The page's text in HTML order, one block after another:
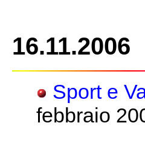
16.11.2006
Sport e
febbraio